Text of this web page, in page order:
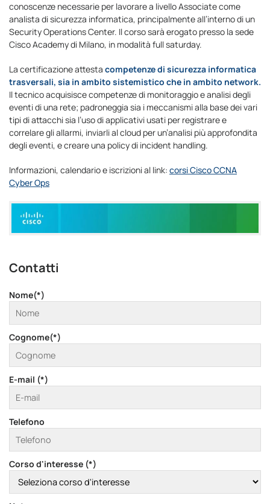
conoscenze necessarie per lavorare a livello Associate come
analista di sicurezza informatica, principalmente all’interno di un
Security Operations Center. Il corso sarà erogato presso la sede
Cisco Academy di Milano, in modalità full saturday.
La certificazione attesta competenze di sicurezza informatica
trasversali, sia in ambito sistemistico che in ambito network.
Il tecnico acquisisce competenze di monitoraggio e analisi degli
eventi di una rete; padroneggia sia i meccanismi alla base dei vari
tipi di attacchi sia l’uso di applicativi usati per registrare e
correlare gli allarmi, inviarli al cloud per un’analisi più approfondita
degli eventi, e creare una policy di incident handling.
Informazioni, calendario e iscrizioni al link: corsi Cisco CCNA
Cyber Ops
Contatti
Nome(*)
Cognome(*)
E-mail (*)
Telefono
Corso d'interesse (*)